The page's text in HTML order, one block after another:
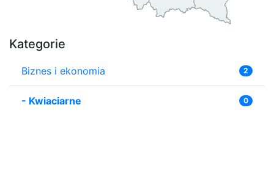
Kategorie
Biznes i ekonomia 2
- Kwiaciarne 0